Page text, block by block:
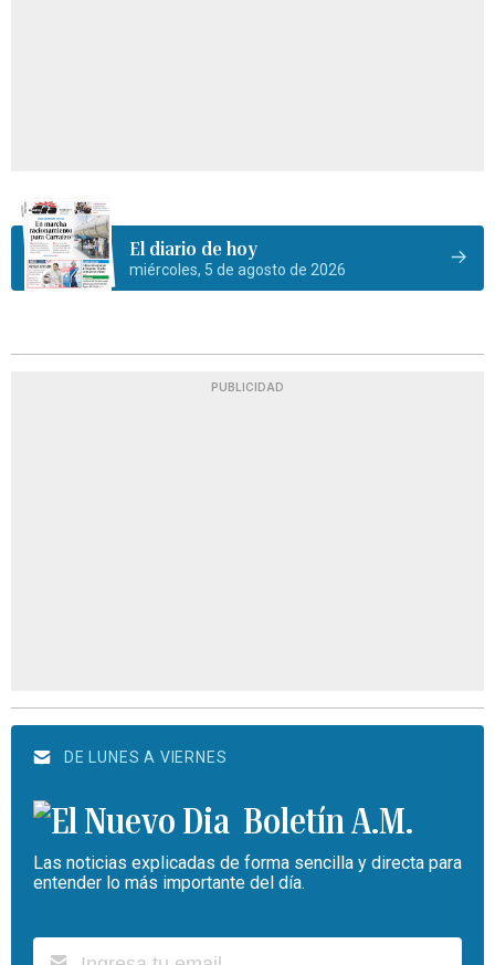
El diario de hoy
miércoles, 5 de agosto de 2026
PUBLICIDAD
DE LUNES A VIERNES
Boletín A.M.
Las noticias explicadas de forma sencilla y directa para
entender lo más importante del día.